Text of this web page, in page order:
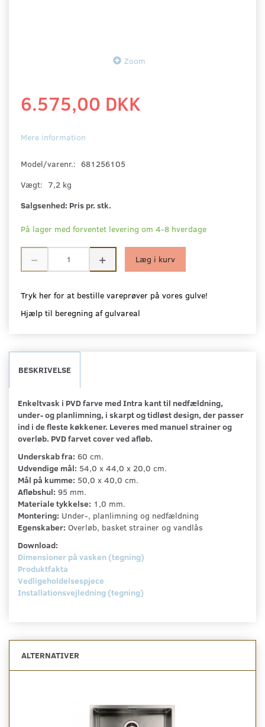
Zoom
6.575,00 DKK
Mere information
Model/varenr.: 681256105
Vægt: 7,2 kg
Salgsenhed: Pris pr. stk.
På lager med forventet levering om 4-8 hverdage
Læg i kurv
Tryk her for at bestille vareprøver på vores gulve!
Hjælp til beregning af gulvareal
BESKRIVELSE
Enkeltvask i PVD farve med Intra kant til nedfældning,
under- og planlimning, i skarpt og tidløst design, der passer
ind i de fleste køkkener. Leveres med manuel strainer og
overløb. PVD farvet cover ved afløb.
Underskab fra: 60 cm.
Udvendige mål: 54,0 x 44,0 x 20,0 cm.
Mål på kumme: 50,0 x 40,0 cm.
Afløbshul: 95 mm.
Materiale tykkelse: 1,0 mm.
Montering: Under-, planlimning og nedfældning
Egenskaber: Overløb, basket strainer og vandlås
Download:
Dimensioner på vasken (tegning)
Produktfakta
Vedligeholdelsespjece
Installationsvejledning (tegning)
ALTERNATIVER